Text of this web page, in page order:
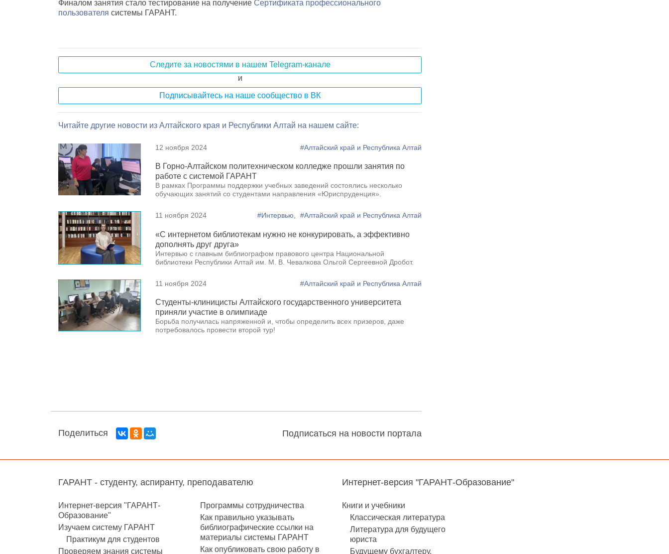
Финалом занятия стало тестирование на получение Сертификата профессионального
пользователя системы ГАРАНТ.
Следите за новостями в нашем Telegram-канале
и
Подписывайтесь на наше сообщество в ВК
Читайте другие новости из Алтайского края и Республики Алтай на нашем сайте:
12 ноября 2024 #Алтайский край и Республика Алтай
В Горно-Алтайском политехническом колледже прошли занятия по
работе с системой ГАРАНТ
В рамках Программы поддержки учебных заведений состоялись несколько
обучающих занятий со студентами направления «Юриспруденция».
11 ноября 2024 #Интервью, #Алтайский край и Республика Алтай
«С интернетом библиотекам нужно не конкурировать, а эффективно
дополнять друг друга»
Интервью с главным библиографом правового центра Национальной
библиотеки Республики Алтай им. М. В. Чевалкова Ольгой Сергеевной Дробот.
11 ноября 2024 #Алтайский край и Республика Алтай
Студенты-клиницисты Алтайского государственного университета
приняли участие в олимпиаде
Борьба получилась напряженной и, чтобы определить всех призеров, даже
потребовалось провести второй тур!
Поделиться Подписаться на новости портала
ГАРАНТ - студенту, аспиранту, преподавателю
Интернет-версия "ГАРАНТ-
Образование"
Изучаем систему ГАРАНТ
Практикум для студентов
Проверяем знания системы
Программы сотрудничества
Как правильно указывать
библиографические ссылки на
материалы системы ГАРАНТ
Как опубликовать свою работу в
Интернет-версия "ГАРАНТ-Образование"
Книги и учебники
Классическая литература
Литература для будущего
юриста
Будущему бухгалтеру,